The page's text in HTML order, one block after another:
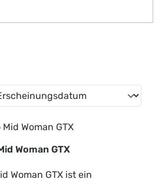
Woman GTX
Woman GTX ist ein